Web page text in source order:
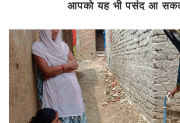
आपको यह भी पसंद आ